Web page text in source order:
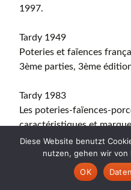
1997.
Tardy 1949
Poteries et faïences
3ème parties, 3ème
Tardy 1983
Les poteries-faïences-
caractéristiques et
Paris 1983
Zühlsdorff 1994
Dieter Zühlsdorff,
Diese Website benutzt
nutzen, gehen wir von
OK